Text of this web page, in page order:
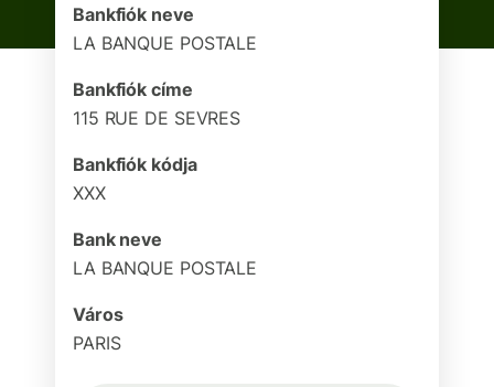
Bankfiók neve
LA BANQUE POSTALE
Bankfiók címe
115 RUE DE SEVRES
Bankfiók kódja
XXX
Bank neve
LA BANQUE POSTALE
Város
PARIS